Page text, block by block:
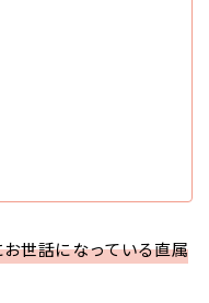
世話になっている直属